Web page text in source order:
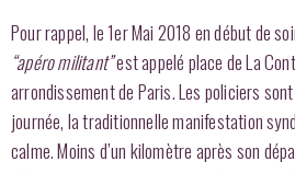
Pour rappel, le 1er Mai 2018 en début de
“apéro militant”est appelé place de La
arrondissement de Paris. Les policiers
journée, la traditionnelle manifestation
calme. Moins d’un kilomètre après son